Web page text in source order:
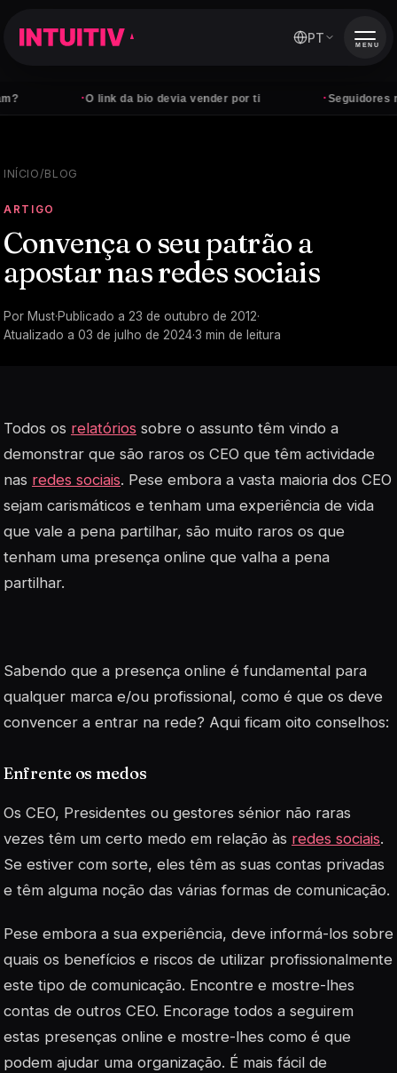
O link da bio devia vender por ti Seguidores não
PT MENU
INÍCIO/BLOG
ARTIGO
Convença o seu patrão a
apostar nas redes sociais
Por Must·Publicado a 23 de outubro de 2012·
Atualizado a 03 de julho de 2024·3 min de leitura
Todos os relatórios sobre o assunto têm vindo a
demonstrar que são raros os CEO que têm actividade
nas redes sociais. Pese embora a vasta maioria dos CEO
sejam carismáticos e tenham uma experiência de vida
que vale a pena partilhar, são muito raros os que
tenham uma presença online que valha a pena
partilhar.
Sabendo que a presença online é fundamental para
qualquer marca e/ou profissional, como é que os deve
convencer a entrar na rede? Aqui ficam oito conselhos:
Enfrente os medos
Os CEO, Presidentes ou gestores sénior não raras
vezes têm um certo medo em relação às redes sociais.
Se estiver com sorte, eles têm as suas contas privadas
e têm alguma noção das várias formas de comunicação.
Pese embora a sua experiência, deve informá-los sobre
quais os benefícios e riscos de utilizar profissionalmente
este tipo de comunicação. Encontre e mostre-lhes
contas de outros CEO. Encorage todos a seguirem
estas presenças online e mostre-lhes como é que
podem ajudar uma organização. É mais fácil de